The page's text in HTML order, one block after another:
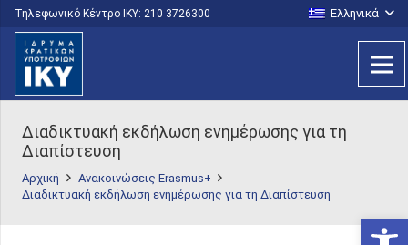
Τηλεφωνικό Κέντρο IKY: 210 3726300 Ελληνικά
Διαδικτυακή εκδήλωση ενημέρωσης για τη
Διαπίστευση
Αρχική
Ανακοινώσεις Erasmus+
Διαδικτυακή εκδήλωση ενημέρωσης για τη Διαπίστευση